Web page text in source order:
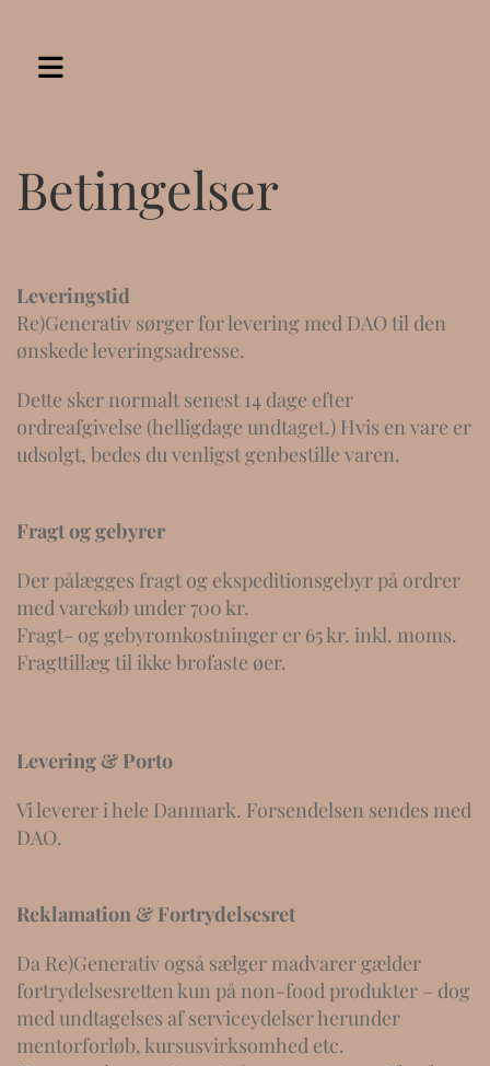
Betingelser
Leveringstid
Re)Generativ sørger for levering med DAO til den
ønskede leveringsadresse.
Dette sker normalt senest 14 dage efter
ordreafgivelse (helligdage undtaget.) Hvis en vare er
udsolgt, bedes du venligst genbestille varen.
Fragt og gebyrer
Der pålægges fragt og ekspeditionsgebyr på ordrer
med varekøb under 700 kr.
Fragt- og gebyromkostninger er 65 kr. inkl. moms.
Fragttillæg til ikke brofaste øer.
Levering & Porto
Vi leverer i hele Danmark. Forsendelsen sendes med
DAO.
Reklamation & Fortrydelsesret
Da Re)Generativ også sælger madvarer gælder
fortrydelsesretten kun på non-food produkter – dog
med undtagelses af serviceydelser herunder
mentorforløb, kursusvirksomhed etc.